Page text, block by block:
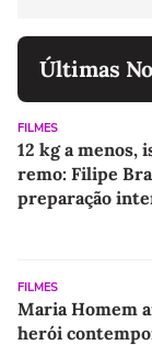
Últimas
FILMES
12 kg a menos,
remo: Filipe
preparação
FILMES
Maria Homem
herói